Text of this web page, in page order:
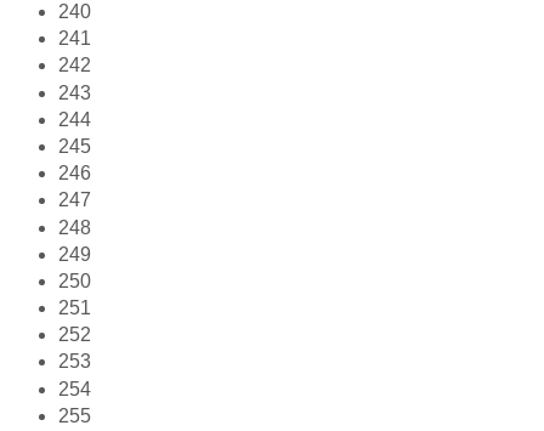
240
241
242
243
244
245
246
247
248
249
250
251
252
253
254
255